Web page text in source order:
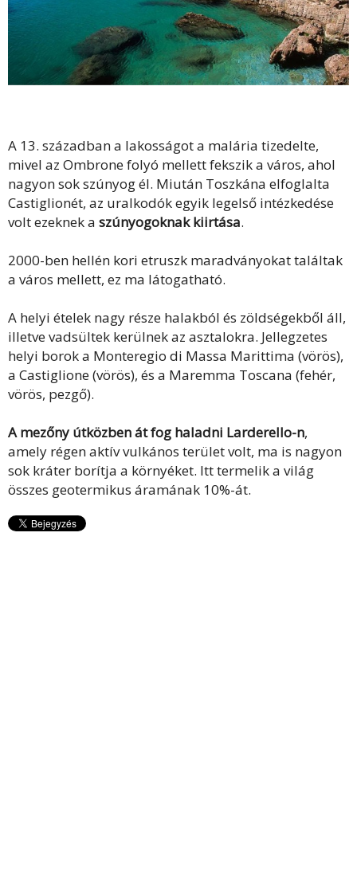
A 13. században a lakosságot a malária tizedelte,
mivel az Ombrone folyó mellett fekszik a város, ahol
nagyon sok szúnyog él. Miután Toszkána elfoglalta
Castiglionét, az uralkodók egyik legelső intézkedése
volt ezeknek a szúnyogoknak kiirtása.
2000-ben hellén kori etruszk maradványokat találtak
a város mellett, ez ma látogatható.
A helyi ételek nagy része halakból és zöldségekből áll,
illetve vadsültek kerülnek az asztalokra. Jellegzetes
helyi borok a Monteregio di Massa Marittima (vörös),
a Castiglione (vörös), és a Maremma Toscana (fehér,
vörös, pezgő).
A mezőny útközben át fog haladni Larderello-n,
amely régen aktív vulkános terület volt, ma is nagyon
sok kráter borítja a környéket. Itt termelik a világ
összes geotermikus áramának 10%-át.